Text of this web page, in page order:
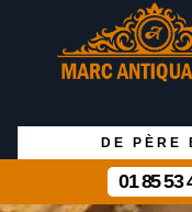
DE PÈRE
01 85 53